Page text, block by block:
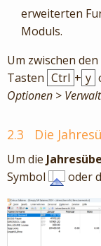
erweiterten
Moduls.
Um zwischen
Tasten Ctrl + y
Optionen >
2.3 Die
Um die
Symbol
oder